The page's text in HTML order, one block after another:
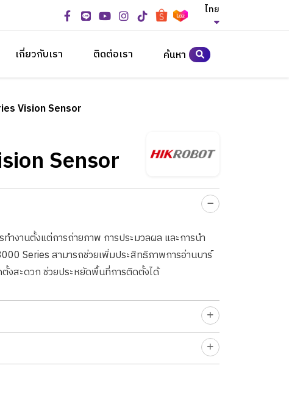
ไทย
เกี่ยวกับเรา ติดต่อเรา ค้นหา
Vision Sensor
Sensor
ำงานตั้งแต่การถ่ายภาพ การประมวลผล และการนำ
Series สามารถช่วยเพิ่มประสิทธิภาพการอ่านบาร์
งสะดวก ช่วยประหยัดพื้นที่การติดตั้งได้